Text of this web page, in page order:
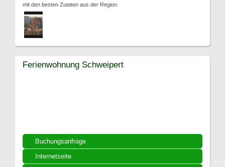
mit den besten Zutaten aus der Region.
Buchungsanfrage
Internetseite
Ferienwohnung Schweipert